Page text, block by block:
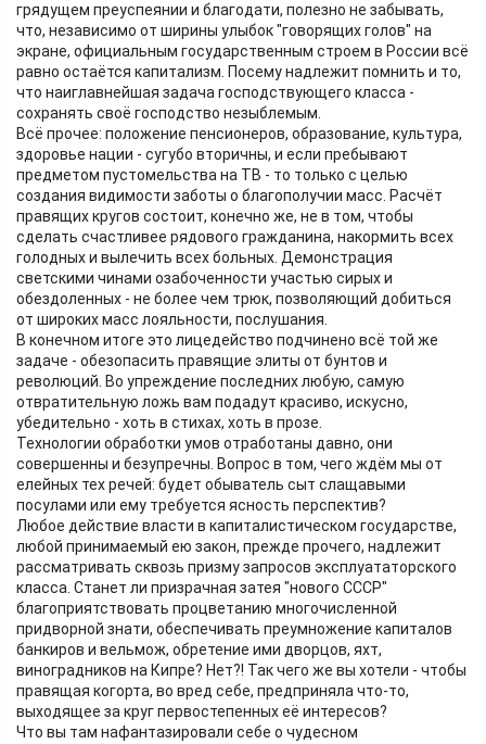
грядущем преуспеянии и благодати, полезно не забывать,
что, независимо от ширины улыбок "говорящих голов" на
экране, официальным государственным строем в России всё
равно остаётся капитализм. Посему надлежит помнить и то,
что наиглавнейшая задача господствующего класса -
сохранять своё господство незыблемым.
Всё прочее: положение пенсионеров, образование, культура,
здоровье нации - сугубо вторичны, и если пребывают
предметом пустомельства на ТВ - то только с целью
создания видимости заботы о благополучии масс. Расчёт
правящих кругов состоит, конечно же, не в том, чтобы
сделать счастливее рядового гражданина, накормить всех
голодных и вылечить всех больных. Демонстрация
светскими чинами озабоченности участью сирых и
обездоленных - не более чем трюк, позволяющий добиться
от широких масс лояльности, послушания.
В конечном итоге это лицедейство подчинено всё той же
задаче - обезопасить правящие элиты от бунтов и
революций. Во упреждение последних любую, самую
отвратительную ложь вам подадут красиво, искусно,
убедительно - хоть в стихах, хоть в прозе.
Технологии обработки умов отработаны давно, они
совершенны и безупречны. Вопрос в том, чего ждём мы от
елейных тех речей: будет обыватель сыт слащавыми
посулами или ему требуется ясность перспектив?
Любое действие власти в капиталистическом государстве,
любой принимаемый ею закон, прежде прочего, надлежит
рассматривать сквозь призму запросов эксплуататорского
класса. Станет ли призрачная затея "нового СССР"
благоприятствовать процветанию многочисленной
придворной знати, обеспечивать преумножение капиталов
банкиров и вельмож, обретение ими дворцов, яхт,
виноградников на Кипре? Нет?! Так чего же вы хотели - чтобы
правящая когорта, во вред себе, предприняла что-то,
выходящее за круг первостепенных её интересов?
Что вы там нафантазировали себе о чудесном